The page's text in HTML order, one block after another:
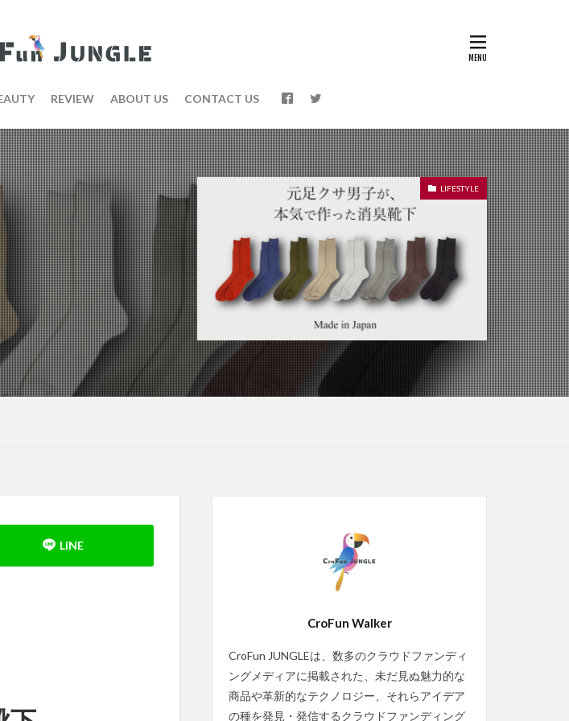
REVIEW ABOUT US CONTACT US
LIFESTYLE
CroFun Walker
CroFun JUNGLEは、数多のクラウドファンディ
ングメディアに掲載された、未だ見ぬ魅力的な
商品や革新的なテクノロジー、それらアイデア
の種を発見・発信するクラウドファンディング